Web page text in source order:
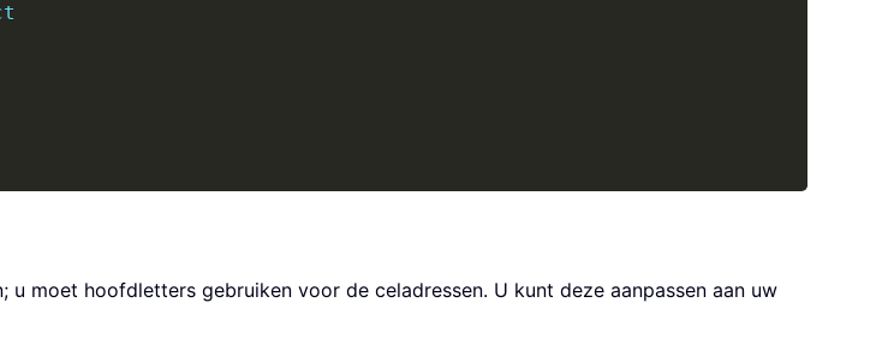
moet hoofdletters gebruiken voor de celadressen. U kunt deze aanpassen aan uw